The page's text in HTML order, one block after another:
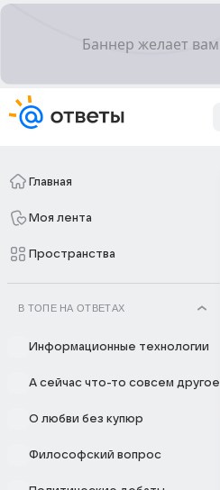
Главная
Моя лента
Пространства
В ТОПЕ НА ОТВЕТАХ
Информационные технологии
А сейчас что-то совсем другое
О любви без купюр
Философский вопрос